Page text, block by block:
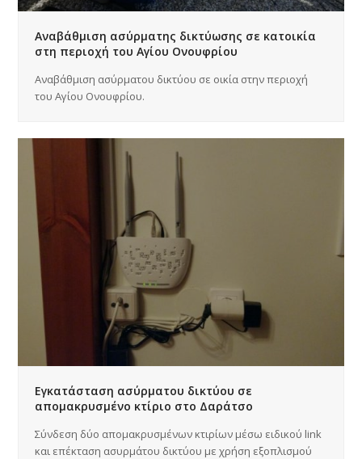
Αναβάθμιση ασύρματης δικτύωσης σε κατοικία
στη περιοχή του Αγίου Ονουφρίου
Αναβάθμιση ασύρματου δικτύου σε οικία στην περιοχή
του Αγίου Ονουφρίου.
Εγκατάσταση ασύρματου δικτύου σε
απομακρυσμένο κτίριο στο Δαράτσο
Σύνδεση δύο απομακρυσμένων κτιρίων μέσω ειδικού link
και επέκταση ασυρμάτου δικτύου με χρήση εξοπλισμού